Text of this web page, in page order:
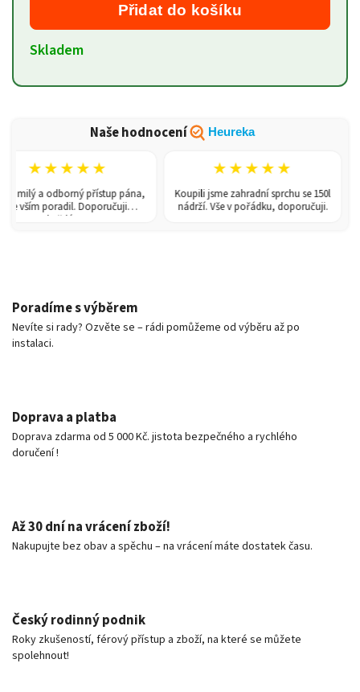
Přidat do košíku
Skladem
Naše hodnocení Heureka
★★★★★
milý a odborný přístup pána,
vším poradil. Doporučuji
každému!
★★★★★
Koupili jsme zahradní sprchu se 150l
nádrží. Vše v pořádku, doporučuji.
Poradíme s výběrem
Nevíte si rady? Ozvěte se – rádi pomůžeme od výběru až po
instalaci.
Doprava a platba
Doprava zdarma od 5 000 Kč. jistota bezpečného a rychlého
doručení !
Až 30 dní na vrácení zboží!
Nakupujte bez obav a spěchu – na vrácení máte dostatek času.
Český rodinný podnik
Roky zkušeností, férový přístup a zboží, na které se můžete
spolehnout!